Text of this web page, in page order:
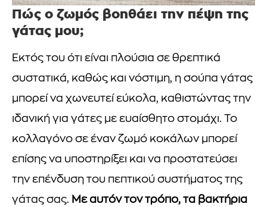
Πώς ο ζωμός βοηθάει την πέψη της
γάτας μου;
Εκτός του ότι είναι πλούσια σε θρεπτικά
συστατικά, καθώς και νόστιμη, η σούπα γάτας
μπορεί να χωνευτεί εύκολα, καθιστώντας την
ιδανική για γάτες με ευαίσθητο στομάχι. Το
κολλαγόνο σε έναν ζωμό κοκάλων μπορεί
επίσης να υποστηρίξει και να προστατεύσει
την επένδυση του πεπτικού συστήματος της
γάτας σας. Με αυτόν τον τρόπο, τα βακτήρια